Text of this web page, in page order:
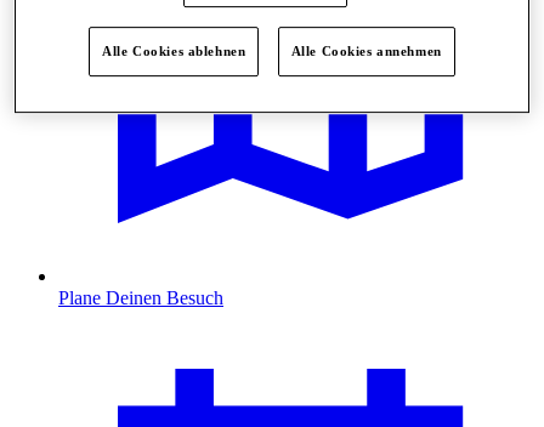
Plane Deinen Besuch
Alle Cookies ablehnen Alle Cookies annehmen